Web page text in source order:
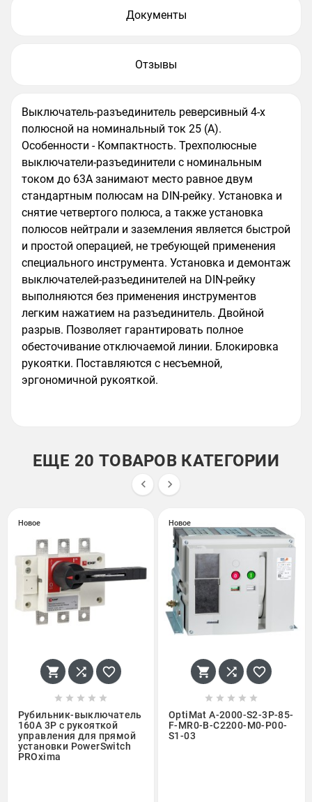
Документы
Отзывы
Выключатель-разъединитель реверсивный 4-х
полюсной на номинальный ток 25 (А).
Особенности - Компактность. Трехполюсные
выключатели-разъединители с номинальным
током до 63A занимают место равное двум
стандартным полюсам на DIN-рейку. Установка и
снятие четвертого полюса, а также установка
полюсов нейтрали и заземления является быстрой
и простой операцией, не требующей применения
специального инструмента. Установка и демонтаж
выключателей-разъединителей на DIN-рейку
выполняются без применения инструментов
легким нажатием на разъединитель. Двойной
разрыв. Позволяет гарантировать полное
обесточивание отключаемой линии. Блокировка
рукоятки. Поставляются с несъемной,
эргономичной рукояткой.
ЕЩЕ 20 ТОВАРОВ КАТЕГОРИИ
 
Новое
  
    
Рубильник-выключатель
160A 3P c рукояткой
управления для прямой
установки PowerSwitch
PROxima
Новое
  
    
OptiMat A-2000-S2-3P-85-
F-MR0-B-C2200-M0-P00-
S1-03